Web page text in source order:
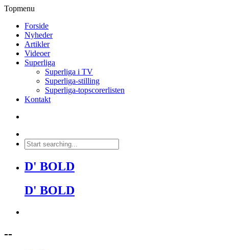
Topmenu
Forside
Nyheder
Artikler
Videoer
Superliga
Superliga i TV
Superliga-stilling
Superliga-topscorerlisten
Kontakt
D' BOLD
D' BOLD
--